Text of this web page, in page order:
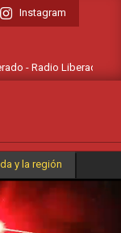
Instagram
- Radio Liberada
y la región